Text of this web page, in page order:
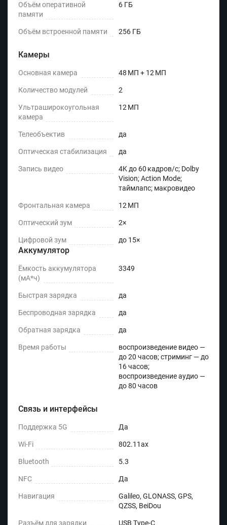
Объём оперативной
памяти
6 ГБ
Объём встроенной памяти 256 ГБ
Камеры
Основная камера 48 МП + 12 МП
Количество модулей 2
Ультраширокоугольная
камера
12 МП
Телеобъектив да
Оптическая стабилизация да
Запись видео
4K до 60 кадров/с; Dolby
Vision; Action Mode;
таймлапс; макровидео
Фронтальная камера 12 МП
Оптический зум 2×
Цифровой зум до 15×
Аккумулятор
Ёмкость аккумулятора
(мА*ч)
3349
Быстрая зарядка да
Беспроводная зарядка да
Обратная зарядка да
Время работы
воспроизведение видео —
до 20 часов; стриминг — до
16 часов;
воспроизведение аудио —
до 80 часов
Связь и интерфейсы
Поддержка 5G Да
Wi-Fi 802.11ax
Bluetooth 5.3
NFC Да
Навигация
Galileo, GLONASS, GPS,
QZSS, BeiDou
Разъём для зарядки USB Type-C